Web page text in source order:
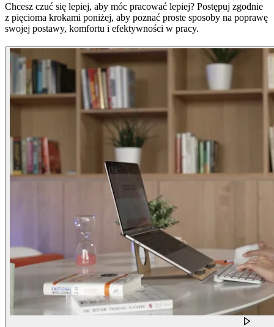
Chcesz czuć się lepiej, aby móc pracować lepiej? Postępuj zgodnie
z pięcioma krokami poniżej, aby poznać proste sposoby na poprawę
swojej postawy, komfortu i efektywności w pracy.